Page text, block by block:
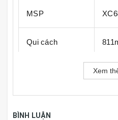
MSP
Qui cách
24
Xem
BÌNH LUẬN